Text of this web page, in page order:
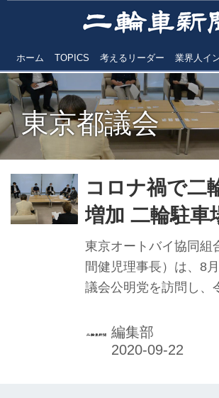
ホーム TOPICS 考えるリーダー 業界人イ
東京都議会
コロナ禍で二
増加 二輪駐車
め都議会公
AJ東京
東京オートバイ協同組
間健児理事長）は、8
議会公明党を訪問し、
の要望では特に、新型
感染症拡大の影響で二
編集部